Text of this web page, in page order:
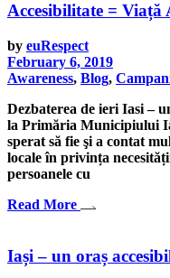
Accesibilitate = Viață
by euRespect
February 6, 2019
Awareness, Blog,
Dezbaterea de ieri Iasi –
la Primăria Municipiului
sperat să fie şi a contat
locale în privința
persoanele cu
Read More
Iași – un oraș